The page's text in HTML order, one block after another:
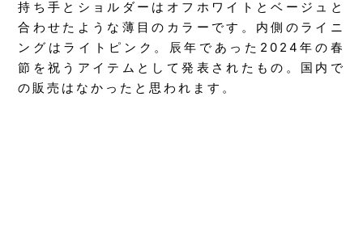
持ち手とショルダーはオフホワイトとベージュと
合わせたような薄目のカラーです。内側のライニ
ングはライトピンク。辰年であった2024年の春
節を祝うアイテムとして発表されたもの。国内で
の販売はなかったと思われます。